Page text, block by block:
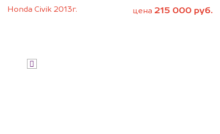
Honda Civik 2013г.
цена 215 000 руб.